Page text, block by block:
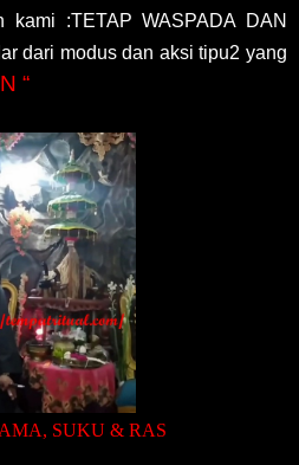
kami :TETAP WASPADA DAN
dari modus dan aksi tipu2 yang
“
SUKU & RAS